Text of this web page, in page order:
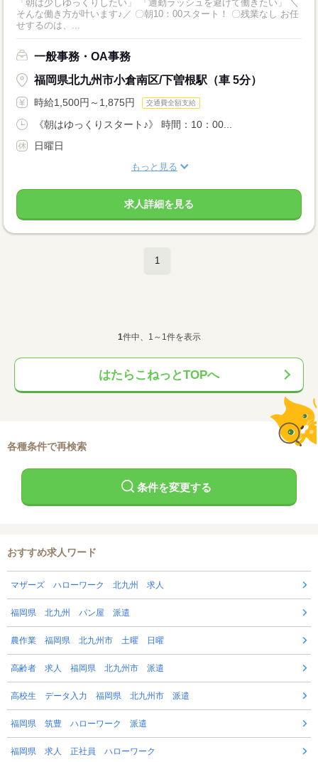
「朝は少しゆっくりしたい」 「通勤ラッシュを避けて働きたい」 ＼
そんな働き方が叶います♪／ 〇朝10：00スタート！ 〇残業なし お任
せするのは、...
一般事務・OA事務
福岡県北九州市小倉南区/下曽根駅（車 5分）
時給1,500円～1,875円 交通費全額支給
《朝はゆっくりスタート♪》 時間：10：00...
日曜日
もっと見る
求人詳細を見る
1
1件中、1～1件を表示
はたらこねっとTOPへ
各種条件で再検索
条件を変更する
おすすめ求人ワード
マザーズ ハローワーク 北九州 求人
福岡県 北九州 パン屋 派遣
農作業 福岡県 北九州市 土曜 日曜
高齢者 求人 福岡県 北九州市 派遣
高校生 データ入力 福岡県 北九州市 派遣
福岡県 筑豊 ハローワーク 派遣
福岡県 求人 正社員 ハローワーク